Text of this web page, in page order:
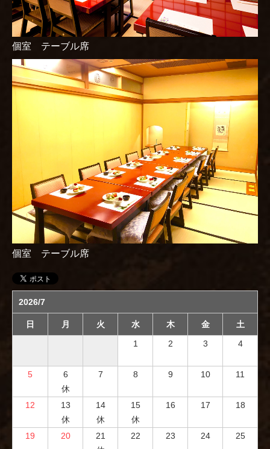
個室 テーブル席
個室 テーブル席
2026/7
日 月 火 水 木 金
土
1
2 3 4
5
6
休
7 8 9 10 11
12
13
休
14
休
15
休
16 17 18
19 20
21
22 23 24 25